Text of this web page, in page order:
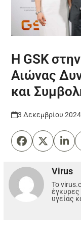
Η GSK
Αιώνας
και
3 Δεκεμβρίου 2024
Virus
Το
έγκυρες
υγείας